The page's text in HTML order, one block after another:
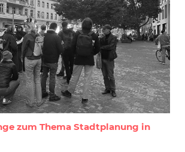
zum Thema Stadtplanung in